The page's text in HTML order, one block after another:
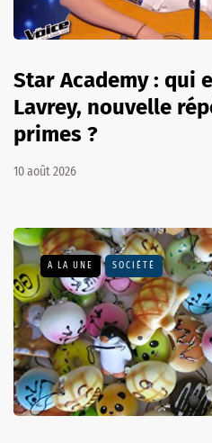
Star Academy : qui
Lavrey, nouvelle
primes ?
10 août 2026
A LA UNE SOCIÉTÉ